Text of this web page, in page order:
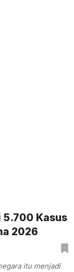
5.700 Kasus
2026
itu menjadi